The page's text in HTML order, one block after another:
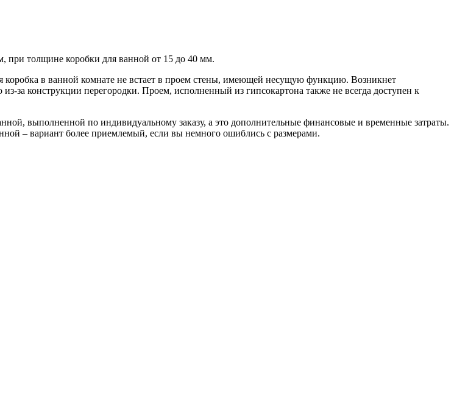
толщине коробки для ванной от 15 до 40 мм.
коробка в ванной комнате не встает в проем стены, имеющей несущую функцию. Возникнет
за конструкции перегородки. Проем, исполненный из гипсокартона также не всегда доступен к
выполненной по индивидуальному заказу, а это дополнительные финансовые и временные затраты.
– вариант более приемлемый, если вы немного ошиблись с размерами.